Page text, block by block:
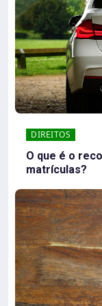
DIREITOS
O que é o
matrículas?